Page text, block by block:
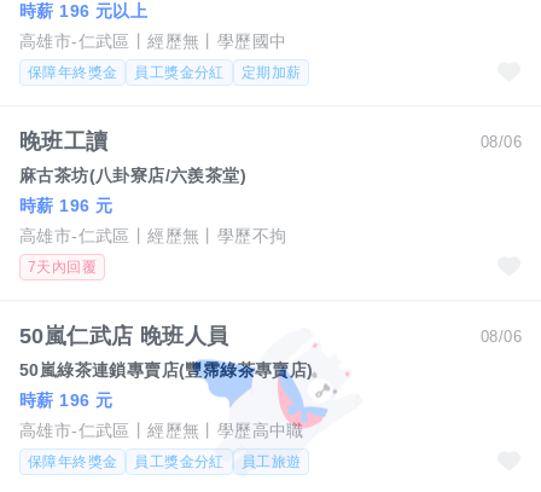
時薪 196 元以上
高雄市-仁武區
經歷無 學歷國中
保障年終獎金 員工獎金分紅 定期加薪
08/06
晚班工讀
麻古茶坊(八卦寮店/六羨茶堂)
時薪 196 元
高雄市-仁武區
經歷無 學歷不拘
7天內回覆
08/06
50嵐仁武店 晚班人員
50嵐綠茶連鎖專賣店(豐霈綠茶專賣店)
時薪 196 元
高雄市-仁武區
經歷無 學歷高中職
保障年終獎金 員工獎金分紅 員工旅遊